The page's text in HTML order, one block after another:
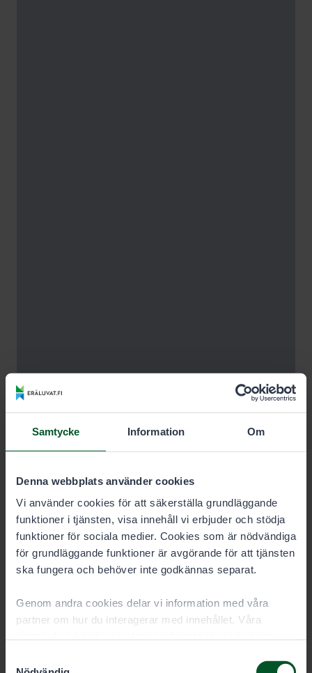
Samtycke Information Om
Denna webbplats använder cookies
Vi använder cookies för att säkerställa grundläggande
funktioner i tjänsten, visa innehåll vi erbjuder och stödja
funktioner för sociala medier. Cookies som är nödvändiga
för grundläggande funktioner är avgörande för att tjänsten
ska fungera och behöver inte godkännas separat.
Genom andra cookies delar vi information med våra
partner om hur du interagerar med innehållet. Våra
in när du har använt deras tjänster. Du kan välja vilka